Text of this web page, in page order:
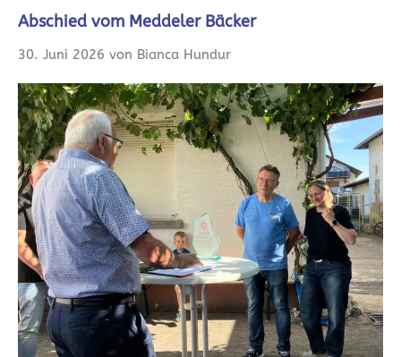
Abschied vom Meddeler Bäcker
30. Juni 2026 von Bianca Hundur